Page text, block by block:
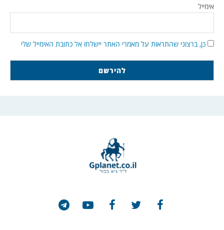
אימייל
כן, ברצוני שהתראות על מאמרי האתר יישלחו אל כתובת האימייל שלי